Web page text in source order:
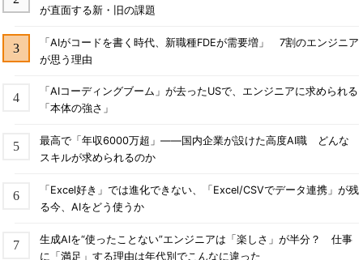
が直面する新・旧の課題
「AIがコードを書く時代、新職種FDEが需要増」 7割のエンジニア
が思う理由
「AIコーディングブーム」が去ったUSで、エンジニアに求められる
「本体の強さ」
最高で「年収6000万超」――国内企業が設けた高度AI職 どんな
スキルが求められるのか
「Excel好き」では進化できない、「Excel/CSVでデータ連携」が残
る今、AIをどう使うか
生成AIを“使ったことない”エンジニアは「楽しさ」が半分？ 仕事
に「満足」する理由は年代別でこんなに違った